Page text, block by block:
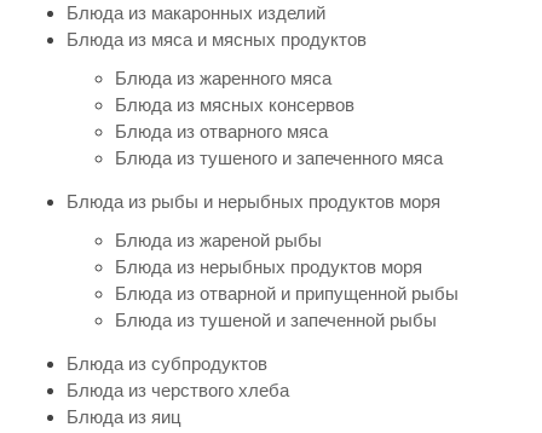
Блюда из макаронных изделий
Блюда из мяса и мясных продуктов
Блюда из жаренного мяса
Блюда из мясных консервов
Блюда из отварного мяса
Блюда из тушеного и запеченного мяса
Блюда из рыбы и нерыбных продуктов моря
Блюда из жареной рыбы
Блюда из нерыбных продуктов моря
Блюда из отварной и припущенной рыбы
Блюда из тушеной и запеченной рыбы
Блюда из субпродуктов
Блюда из черствого хлеба
Блюда из яиц